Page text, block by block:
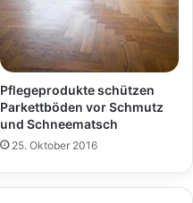
Pflegeprodukte schützen
Parkettböden vor Schmutz
und Schneematsch
25. Oktober 2016